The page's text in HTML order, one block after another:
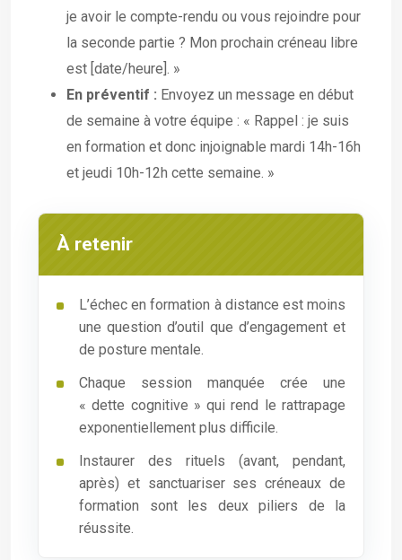
je avoir le compte-rendu ou vous rejoindre pour
la seconde partie ? Mon prochain créneau libre
est [date/heure]. »
En préventif : Envoyez un message en début
de semaine à votre équipe : « Rappel : je suis
en formation et donc injoignable mardi 14h-16h
et jeudi 10h-12h cette semaine. »
À retenir
L’échec en formation à distance est moins
une question d’outil que d’engagement et
de posture mentale.
Chaque session manquée crée une
« dette cognitive » qui rend le rattrapage
exponentiellement plus difficile.
Instaurer des rituels (avant, pendant,
après) et sanctuariser ses créneaux de
formation sont les deux piliers de la
réussite.